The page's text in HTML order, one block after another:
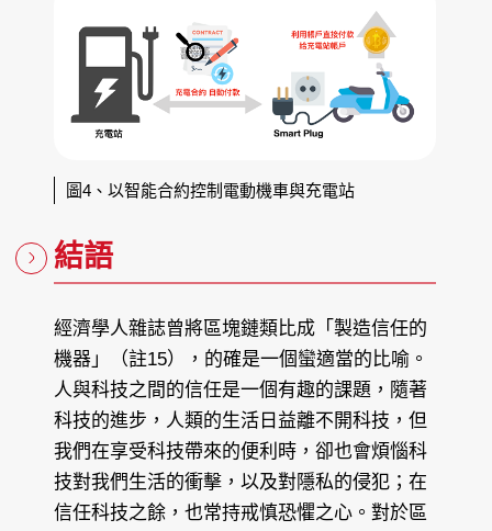
圖4、以智能合約控制電動機車與充電站
結語
經濟學人雜誌曾將區塊鏈類比成「製造信任的
機器」（註15），的確是一個蠻適當的比喻。
人與科技之間的信任是一個有趣的課題，隨著
科技的進步，人類的生活日益離不開科技，但
我們在享受科技帶來的便利時，卻也會煩惱科
技對我們生活的衝擊，以及對隱私的侵犯；在
信任科技之餘，也常持戒慎恐懼之心。對於區